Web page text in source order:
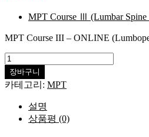
MPT Course Ⅲ (Lumbar
MPT Course III – ONLINE
MPT
Course
III
-
(Lumbopelvic
Region)
장바구니
카테고리: MPT
설명
상품평 (0)